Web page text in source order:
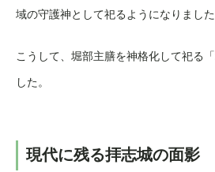
域の守護神として祀るようになりました
こうして、堀部主膳を神格化して祀る
した。
現代に残る拝志城の面影